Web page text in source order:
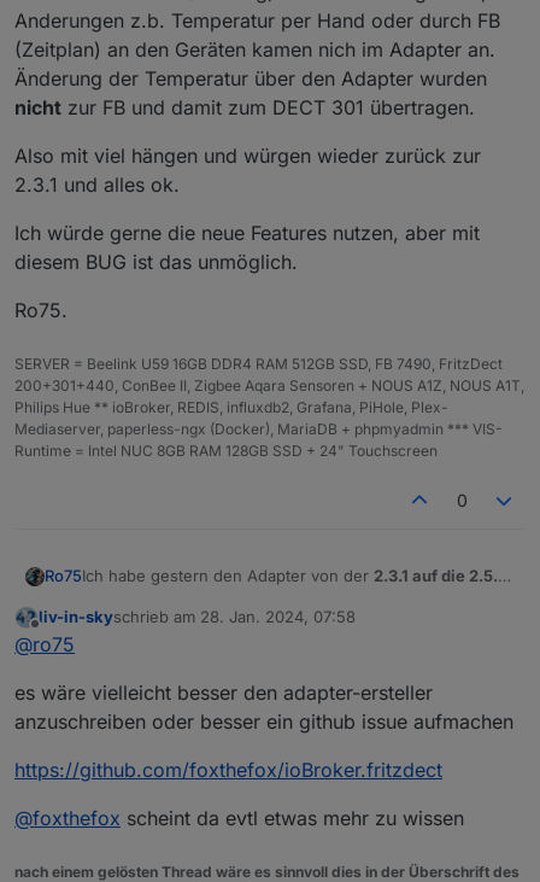
Anderungen z.b. Temperatur per Hand oder durch FB
(Zeitplan) an den Geräten kamen nich im Adapter an.
Änderung der Temperatur über den Adapter wurden
nicht zur FB und damit zum DECT 301 übertragen.
Also mit viel hängen und würgen wieder zurück zur
2.3.1 und alles ok.
Ich würde gerne die neue Features nutzen, aber mit
diesem BUG ist das unmöglich.
Ro75.
SERVER = Beelink U59 16GB DDR4 RAM 512GB SSD, FB 7490, FritzDect
200+301+440, ConBee II, Zigbee Aqara Sensoren + NOUS A1Z, NOUS A1T,
Philips Hue ** ioBroker, REDIS, influxdb2, Grafana, PiHole, Plex-
Mediaserver, paperless-ngx (Docker), MariaDB + phpmyadmin *** VIS-
Runtime = Intel NUC 8GB RAM 128GB SSD + 24" Touchscreen
0
Ro75Ich habe gestern den Adapter von der 2.3.1 auf die 2.5.9
alles perfekt aus. Die Steckdosen (DECT 200) ohne
Bei den DECT 301 (Heizung) sah auch alles gut aus, nur
Änderung der Temperatur über den Adapter wurden
nicht zur FB und damit zum DECT 301 übertragen.
und alles ok.
Ich würde gerne die neue Features nutzen, aber mit
diesem BUG ist das unmöglich.
Ro75.
Offline
liv-in-skyschrieb am 28. Jan. 2024, 07:58
zuletzt editiert von
@ro75
es wäre vielleicht besser den adapter-ersteller
anzuschreiben oder besser ein github issue aufmachen
https://github.com/foxthefox/ioBroker.fritzdect
@foxthefox scheint da evtl etwas mehr zu wissen
nach einem gelösten Thread wäre es sinnvoll dies in der Überschrift des